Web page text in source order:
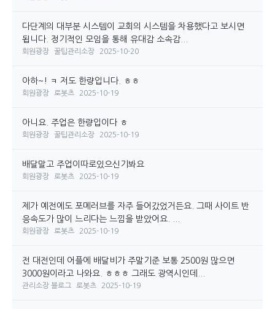
다단계의 대부분 시스템이 교회의 시스템을 차용했다고 보시면
됩니다. 정기적인 모임을 통해 유대감 소속감...
회원광장 꿀팁관리소장 2025-10-20
아하~! ㅋ 저도 한량입니다. ㅎㅎ
회원광장 로봇츠 2025-10-19
아니요. 주업은 한량입이다 ㅎ
회원광장 꿀팁관리소장 2025-10-19
배달말고 주업이따로있으신기봐요
회원광장 로봇츠 2025-10-19
제가 예전에도 포메러브를 자주 들어갔었거든요. 그때 사이트 반
응속도가 많이 느리다는 느낌을 받았어요. ...
회원광장 로봇츠 2025-10-19
전 대전인데 어플에 배달비가 주말기준 보통 2500원 많으면
3000원이라고 나와요. ㅎㅎㅎ 그래도 광역시인데...
관리소장 블로그 로봇츠 2025-10-19